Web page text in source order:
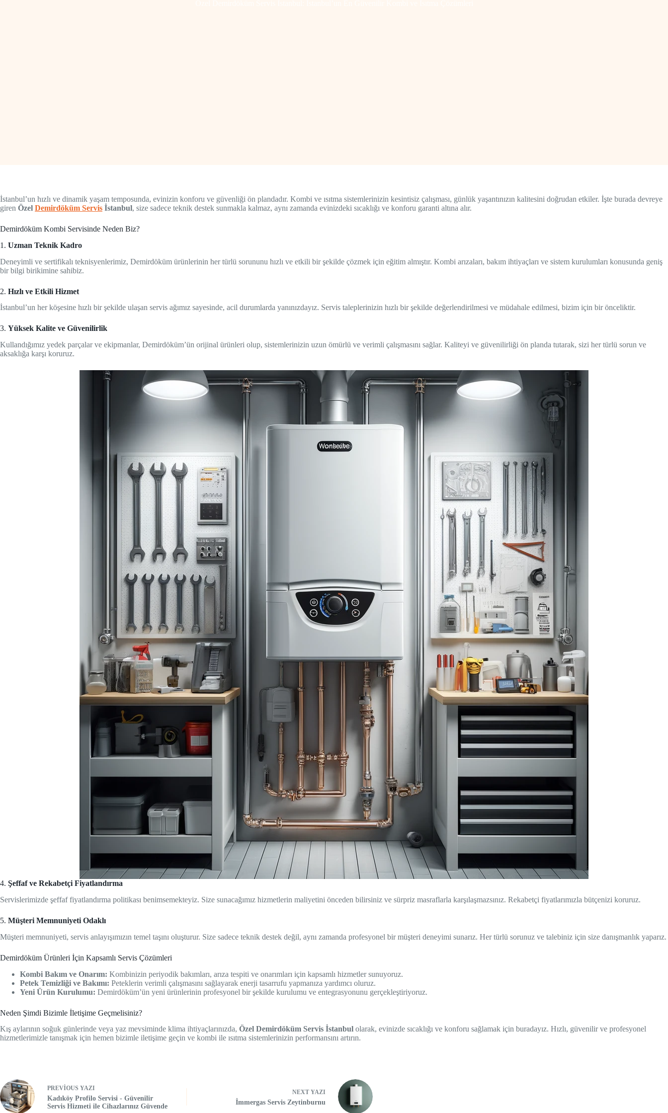
İstanbul’un hızlı ve dinamik yaşam temposunda, evinizin konforu ve güvenliği ön plandadır. Kombi ve ısıtma sistemlerinizin kesintisiz çalışması, günlük yaşantınızın kalitesini doğrudan etkiler. İşte burada devreye
giren Özel Demirdöküm Servis İstanbul, size sadece teknik destek sunmakla kalmaz, aynı zamanda evinizdeki sıcaklığı ve konforu garanti altına alır.
Demirdöküm Kombi Servisinde Neden Biz?
1. Uzman Teknik Kadro
Deneyimli ve sertifikalı teknisyenlerimiz, Demirdöküm ürünlerinin her türlü sorununu hızlı ve etkili bir şekilde çözmek için eğitim almıştır. Kombi arızaları, bakım ihtiyaçları ve sistem kurulumları konusunda geniş
bir bilgi birikimine sahibiz.
2. Hızlı ve Etkili Hizmet
İstanbul’un her köşesine hızlı bir şekilde ulaşan servis ağımız sayesinde, acil durumlarda yanınızdayız. Servis taleplerinizin hızlı bir şekilde değerlendirilmesi ve müdahale edilmesi, bizim için bir önceliktir.
3. Yüksek Kalite ve Güvenilirlik
Kullandığımız yedek parçalar ve ekipmanlar, Demirdöküm’ün orijinal ürünleri olup, sistemlerinizin uzun ömürlü ve verimli çalışmasını sağlar. Kaliteyi ve güvenilirliği ön planda tutarak, sizi her türlü sorun ve
aksaklığa karşı koruruz.
4. Şeffaf ve Rekabetçi Fiyatlandırma
Servislerimizde şeffaf fiyatlandırma politikası benimsemekteyiz. Size sunacağımız hizmetlerin maliyetini önceden bilirsiniz ve sürpriz masraflarla karşılaşmazsınız. Rekabetçi fiyatlarımızla bütçenizi koruruz.
5. Müşteri Memnuniyeti Odaklı
Müşteri memnuniyeti, servis anlayışımızın temel taşını oluşturur. Size sadece teknik destek değil, aynı zamanda profesyonel bir müşteri deneyimi sunarız. Her türlü sorunuz ve talebiniz için size danışmanlık yaparız.
Demirdöküm Ürünleri İçin Kapsamlı Servis Çözümleri
Kombi Bakım ve Onarım: Kombinizin periyodik bakımları, arıza tespiti ve onarımları için kapsamlı hizmetler sunuyoruz.
Petek Temizliği ve Bakımı: Peteklerin verimli çalışmasını sağlayarak enerji tasarrufu yapmanıza yardımcı oluruz.
Yeni Ürün Kurulumu: Demirdöküm’ün yeni ürünlerinin profesyonel bir şekilde kurulumu ve entegrasyonunu gerçekleştiriyoruz.
Neden Şimdi Bizimle İletişime Geçmelisiniz?
Kış aylarının soğuk günlerinde veya yaz mevsiminde klima ihtiyaçlarınızda, Özel Demirdöküm Servis İstanbul olarak, evinizde sıcaklığı ve konforu sağlamak için buradayız. Hızlı, güvenilir ve profesyonel
hizmetlerimizle tanışmak için hemen bizimle iletişime geçin ve kombi ile ısıtma sistemlerinizin performansını artırın.
PREVIOUS YAZI
Kadıköy Profilo Servisi - Güvenilir
Servis Hizmeti ile Cihazlarınız Güvende
NEXT YAZI
İmmergas Servis Zeytinburnu